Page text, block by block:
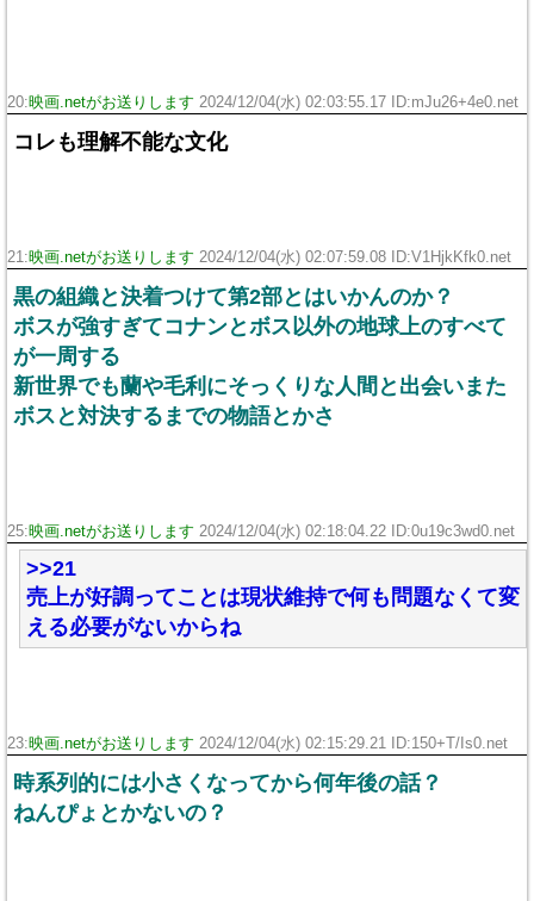
20:映画.netがお送りします 2024/12/04(水) 02:03:55.17 ID:mJu26+4e0.net
コレも理解不能な文化
21:映画.netがお送りします 2024/12/04(水) 02:07:59.08 ID:V1HjkKfk0.net
黒の組織と決着つけて第2部とはいかんのか？
ボスが強すぎてコナンとボス以外の地球上のすべて
が一周する
新世界でも蘭や毛利にそっくりな人間と出会いまた
ボスと対決するまでの物語とかさ
25:映画.netがお送りします 2024/12/04(水) 02:18:04.22 ID:0u19c3wd0.net
>>21
売上が好調ってことは現状維持で何も問題なくて変
える必要がないからね
23:映画.netがお送りします 2024/12/04(水) 02:15:29.21 ID:150+T/Is0.net
時系列的には小さくなってから何年後の話？
ねんぴょとかないの？